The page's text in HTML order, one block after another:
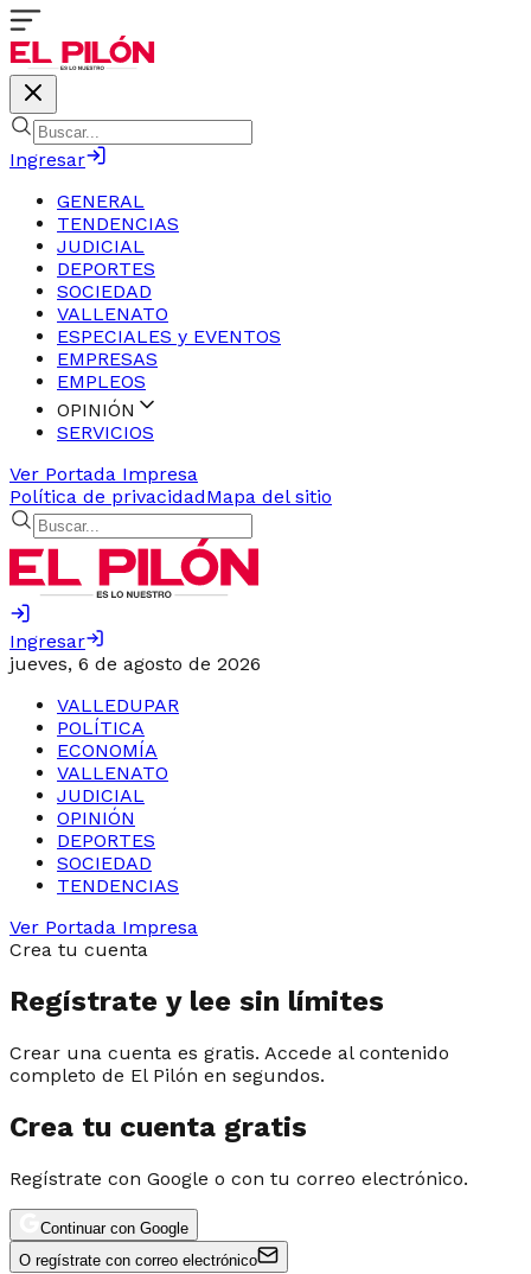
Ingresar
GENERAL
TENDENCIAS
JUDICIAL
DEPORTES
SOCIEDAD
VALLENATO
ESPECIALES y EVENTOS
EMPRESAS
EMPLEOS
OPINIÓN
SERVICIOS
Ver Portada Impresa
Política de privacidadMapa del sitio
Ingresar
jueves, 6 de agosto de 2026
VALLEDUPAR
POLÍTICA
ECONOMÍA
VALLENATO
JUDICIAL
OPINIÓN
DEPORTES
SOCIEDAD
TENDENCIAS
Ver Portada Impresa
Crea tu cuenta
Regístrate y lee sin límites
Crear una cuenta es gratis. Accede al contenido
completo de El Pilón en segundos.
Crea tu cuenta gratis
Regístrate con Google o con tu correo electrónico.
Continuar con Google
O regístrate con correo electrónico